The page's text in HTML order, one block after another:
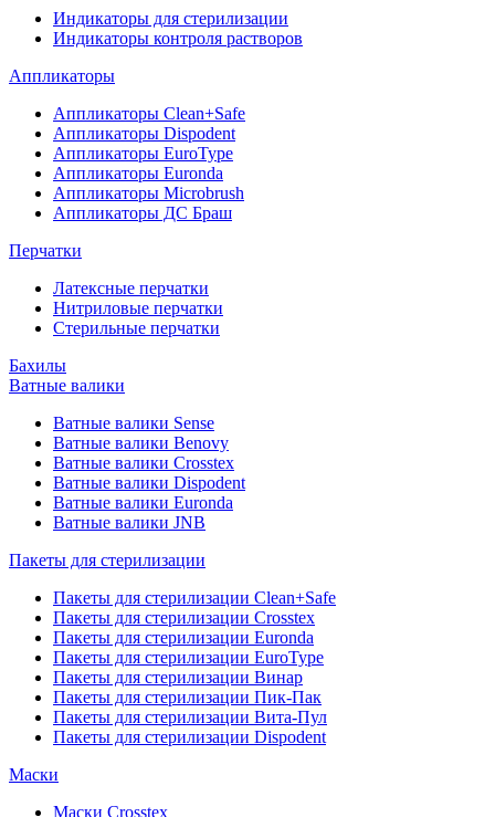
Индикаторы для стерилизации
Индикаторы контроля растворов
Аппликаторы
Аппликаторы Clean+Safe
Аппликаторы Dispodent
Аппликаторы EuroType
Аппликаторы Euronda
Аппликаторы Microbrush
Аппликаторы ДС Браш
Перчатки
Латексные перчатки
Нитриловые перчатки
Стерильные перчатки
Бахилы
Ватные валики
Ватные валики Sense
Ватные валики Benovy
Ватные валики Crosstex
Ватные валики Dispodent
Ватные валики Euronda
Ватные валики JNB
Пакеты для стерилизации
Пакеты для стерилизации Clean+Safe
Пакеты для стерилизации Crosstex
Пакеты для стерилизации Euronda
Пакеты для стерилизации EuroType
Пакеты для стерилизации Винар
Пакеты для стерилизации Пик-Пак
Пакеты для стерилизации Вита-Пул
Пакеты для стерилизации Dispodent
Маски
Маски Crosstex